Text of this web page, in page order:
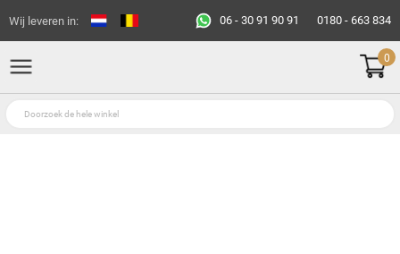
Wij leveren in: 06 - 30 91 90 91 0180 - 663 834
0